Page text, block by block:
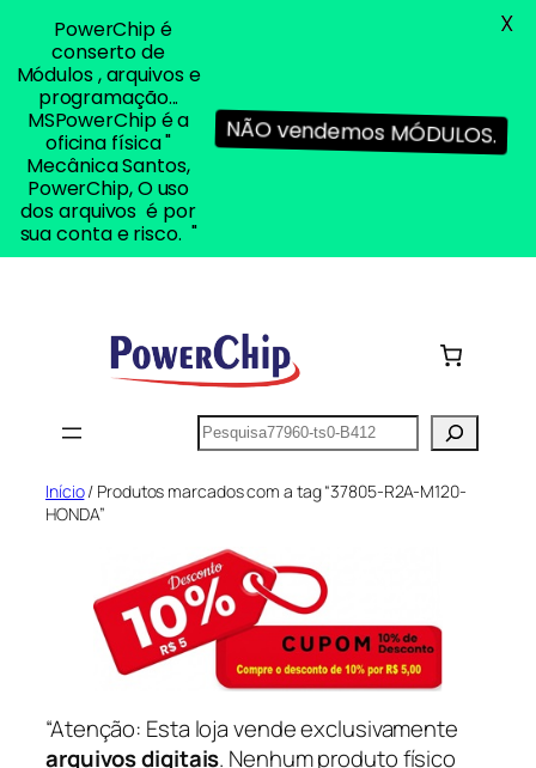
Pesquisar
Início/ Produtos marcados com a tag “37805-R2A-M120-
HONDA”
“Atenção: Esta loja vende exclusivamente
arquivos digitais. Nenhum produto físico
PowerChip é
conserto de
Módulos , arquivos e
programação...
MSPowerChip é a
oficina física "
Mecânica Santos,
PowerChip, O uso
dos arquivos é por
sua conta e risco. "
NÃO vendemos MÓDULOS.
X